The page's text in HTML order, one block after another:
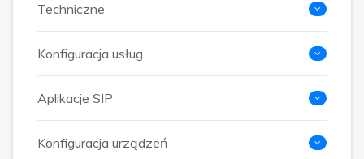
Techniczne
Konfiguracja usług
Aplikacje SIP
Konfiguracja urządzeń